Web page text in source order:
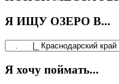
Я ИЩУ ОЗЕРО В...
Я хочу поймать...